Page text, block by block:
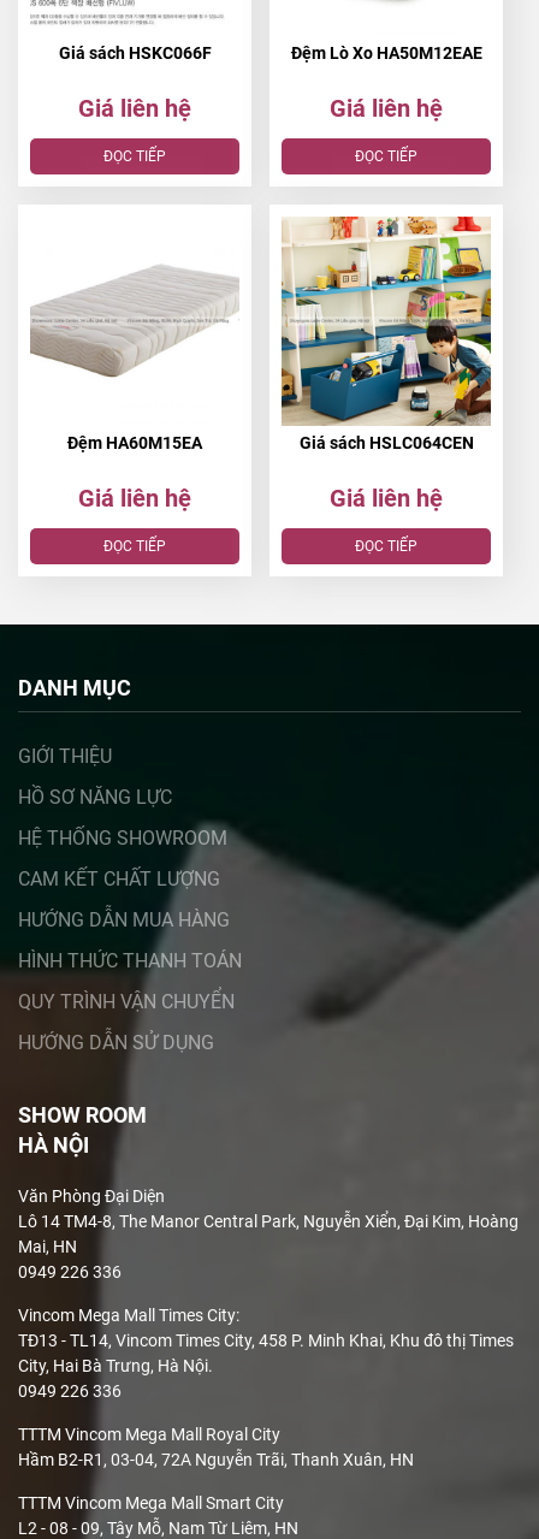
CÔNG TY TNHH KIM FULL HOUSE
Hệ thống showroom
Showroom: Tầng 5, Lotte Center, 54 Liễu Giai – Ba
Đình – Hà Nội.
Showroom: Tầng 3, Vincom Center – 119 Trần Duy
Hưng – Cầu Giấy – Hà Nội
Long – Nội Bài – Hà Nội
Showroom: Tầng 3, Vincom Center Đà Nẵng, 910A Ngô
Quyền – Đà Nẵng
Showroom: Tầng B2-05, Vincom Center Đồng Khởi –
72 Lê Thánh Tôn – Quận 1 – Hồ Chí Minh
Showroom: Tầng 3, Vincom Mega Mall Thảo Điền –
161 Xa Lộ Hà Nội – Quận 2 – Hồ Chí Minh
Điện thoại: (+84)949.226.336
Email: support@kimsfullhouse.com
Website: www.kimsfullhouse.com
Giá sách HSKC066F
Giá liên hệ
ĐỌC TIẾP
Đệm Lò Xo HA50M12EAE
Giá liên hệ
ĐỌC TIẾP
Đệm HA60M15EA
Giá liên hệ
ĐỌC TIẾP
Giá sách HSLC064CEN
Giá liên hệ
ĐỌC TIẾP
DANH MỤC
GIỚI THIỆU
HỒ SƠ NĂNG LỰC
HỆ THỐNG SHOWROOM
CAM KẾT CHẤT LƯỢNG
HƯỚNG DẪN MUA HÀNG
HÌNH THỨC THANH TOÁN
QUY TRÌNH VẬN CHUYỂN
HƯỚNG DẪN SỬ DỤNG
SHOW ROOM
HÀ NỘI
Văn Phòng Đại Diện
Lô 14 TM4-8, The Manor Central Park, Nguyễn Xiển, Đại Kim, Hoàng
Mai, HN
0949 226 336
Vincom Mega Mall Times City:
TĐ13 - TL14, Vincom Times City, 458 P. Minh Khai, Khu đô thị Times
City, Hai Bà Trưng, Hà Nội.
0949 226 336
TTTM Vincom Mega Mall Royal City
Hầm B2-R1, 03-04, 72A Nguyễn Trãi, Thanh Xuân, HN
TTTM Vincom Mega Mall Smart City
L2 - 08 - 09, Tây Mỗ, Nam Từ Liêm, HN